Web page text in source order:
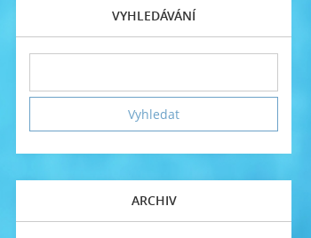
VYHLEDÁVÁNÍ
ARCHIV